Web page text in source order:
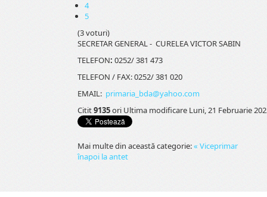
4
5
(3 voturi)
SECRETAR GENERAL - CURELEA VICTOR SABIN
TELEFON: 0252/ 381 473
TELEFON / FAX: 0252/ 381 020
EMAIL: primaria_bda@yahoo.com
Citit9135ori Ultima modificare Luni, 21 Februarie
Mai multe din această categorie:« Viceprimar
înapoi la antet